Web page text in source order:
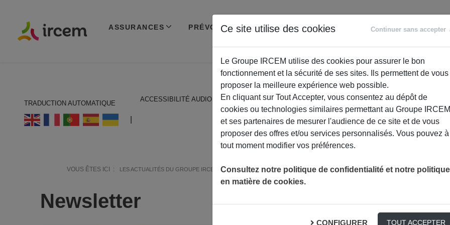
ASSURANCES PRÉVOYANCE RETRAITE
ACCOMPAGNEMENT
TRADUCTION AUTOMATIQUE
ACCESSIBILITÉ AUDIO
VOUS ÊTES ICI : LES ACTUALITÉS DU GROUPE IRCEM NEWSLETTER
Newsletter
Ce site utilise des cookies Continuer sans accepter
Le Groupe IRCEM utilise des cookies pour assurer le bon
fonctionnement et la sécurité de ses sites. Ils permettent de vous
proposer la meilleure expérience web possible.
En cliquant sur Tout Accepter, vous consentez au dépôt de
cookies ou technologies similaires permettant au Groupe IRCEM
et ses partenaires de mesurer l'audience de ce site et de vous
proposer des offres et/ou services personnalisés. Vous pouvez à
tout moment modifier vos préférences.
Consultez notre politique de confidentialité et notre politique
en matière de cookies.
CONFIGURER TOUT ACCEPTER